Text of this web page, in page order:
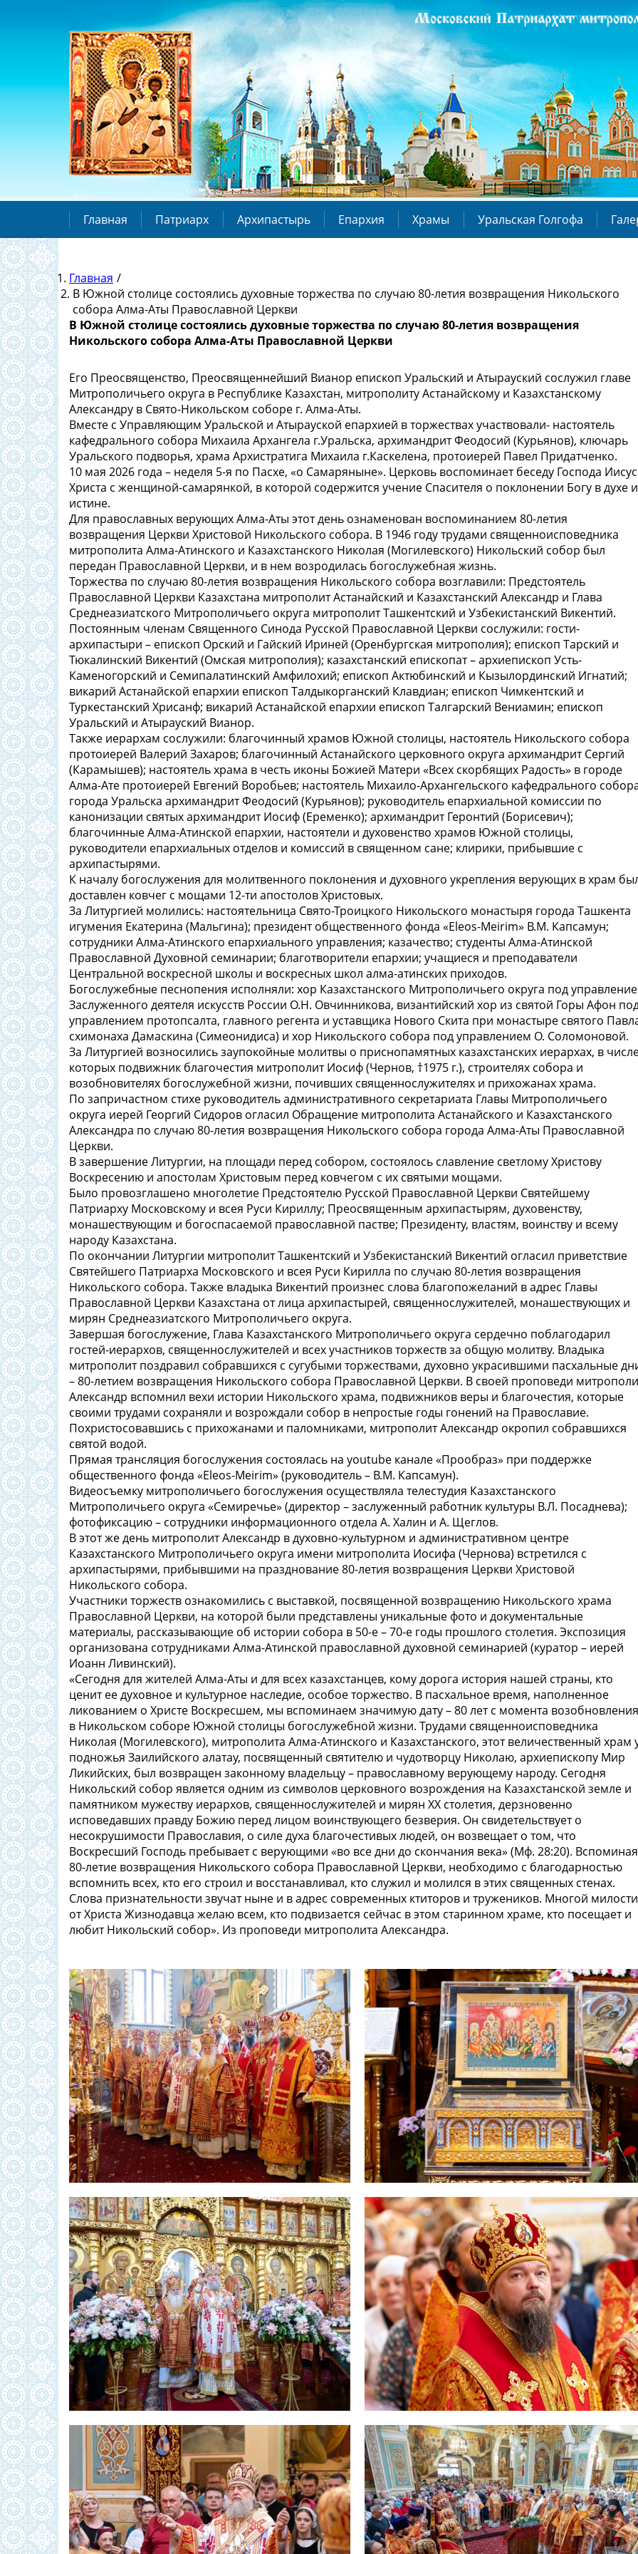
Главная Патриарх Архипастырь Епархия Храмы Уральская Голгофа
Главная /
В Южной столице состоялись духовные торжества по случаю 80-летия возвращения Никольского
собора Алма-Аты Православной Церкви
В Южной столице состоялись духовные торжества по случаю 80-летия возвращения
Никольского собора Алма-Аты Православной Церкви
Его Преосвященство, Преосвященнейший Вианор епископ Уральский и Атырауский сослужил главе
Митрополичьего округа в Республике Казахстан, митрополиту Астанайскому и Казахстанскому
Александру в Свято-Никольском соборе г. Алма-Аты.
Вместе с Управляющим Уральской и Атырауской епархией в торжествах участвовали- настоятель
кафедрального собора Михаила Архангела г.Уральска, архимандрит Феодосий (Курьянов), ключарь
Уральского подворья, храма Архистратига Михаила г.Каскелена, протоиерей Павел Придатченко.
10 мая 2026 года – неделя 5-я по Пасхе, «о Самаряныне». Церковь воспоминает беседу Господа
Христа с женщиной-самарянкой, в которой содержится учение Спасителя о поклонении Богу в духе и
истине.
Для православных верующих Алма-Аты этот день ознаменован воспоминанием 80-летия
возвращения Церкви Христовой Никольского собора. В 1946 году трудами священноисповедника
митрополита Алма-Атинского и Казахстанского Николая (Могилевского) Никольский собор был
передан Православной Церкви, и в нем возродилась богослужебная жизнь.
Торжества по случаю 80-летия возвращения Никольского собора возглавили: Предстоятель
Православной Церкви Казахстана митрополит Астанайский и Казахстанский Александр и Глава
Среднеазиатского Митрополичьего округа митрополит Ташкентский и Узбекистанский Викентий.
Постоянным членам Священного Синода Русской Православной Церкви сослужили: гости-
архипастыри – епископ Орский и Гайский Ириней (Оренбургская митрополия); епископ Тарский и
Тюкалинский Викентий (Омская митрополия); казахстанский епископат – архиепископ Усть-
Каменогорский и Семипалатинский Амфилохий; епископ Актюбинский и Кызылординский Игнатий;
викарий Астанайской епархии епископ Талдыкорганский Клавдиан; епископ Чимкентский и
Туркестанский Хрисанф; викарий Астанайской епархии епископ Талгарский Вениамин; епископ
Уральский и Атырауский Вианор.
Также иерархам сослужили: благочинный храмов Южной столицы, настоятель Никольского собора
протоиерей Валерий Захаров; благочинный Астанайского церковного округа архимандрит Сергий
(Карамышев); настоятель храма в честь иконы Божией Матери «Всех скорбящих Радость» в городе
Алма-Ате протоиерей Евгений Воробьев; настоятель Михаило-Архангельского кафедрального
города Уральска архимандрит Феодосий (Курьянов); руководитель епархиальной комиссии по
канонизации святых архимандрит Иосиф (Еременко); архимандрит Геронтий (Борисевич);
благочинные Алма-Атинской епархии, настоятели и духовенство храмов Южной столицы,
руководители епархиальных отделов и комиссий в священном сане; клирики, прибывшие с
архипастырями.
К началу богослужения для молитвенного поклонения и духовного укрепления верующих в храм
доставлен ковчег с мощами 12-ти апостолов Христовых.
За Литургией молились: настоятельница Свято-Троицкого Никольского монастыря города Ташкента
игумения Екатерина (Мальгина); президент общественного фонда «Eleos-Meirim» В.М. Капсамун;
сотрудники Алма-Атинского епархиального управления; казачество; студенты Алма-Атинской
Православной Духовной семинарии; благотворители епархии; учащиеся и преподаватели
Центральной воскресной школы и воскресных школ алма-атинских приходов.
Богослужебные песнопения исполняли: хор Казахстанского Митрополичьего округа под
Заслуженного деятеля искусств России О.Н. Овчинникова, византийский хор из святой Горы Афон
управлением протопсалта, главного регента и уставщика Нового Скита при монастыре святого
схимонаха Дамаскина (Симеонидиса) и хор Никольского собора под управлением О. Соломоновой.
За Литургией возносились заупокойные молитвы о приснопамятных казахстанских иерархах, в
которых подвижник благочестия митрополит Иосиф (Чернов, †1975 г.), строителях собора и
возобновителях богослужебной жизни, почивших священнослужителях и прихожанах храма.
По запричастном стихе руководитель административного секретариата Главы Митрополичьего
округа иерей Георгий Сидоров огласил Обращение митрополита Астанайского и Казахстанского
Александра по случаю 80-летия возвращения Никольского собора города Алма-Аты Православной
Церкви.
В завершение Литургии, на площади перед собором, состоялось славление светлому Христову
Воскресению и апостолам Христовым перед ковчегом с их святыми мощами.
Было провозглашено многолетие Предстоятелю Русской Православной Церкви Святейшему
Патриарху Московскому и всея Руси Кириллу; Преосвященным архипастырям, духовенству,
монашествующим и богоспасаемой православной пастве; Президенту, властям, воинству и всему
народу Казахстана.
По окончании Литургии митрополит Ташкентский и Узбекистанский Викентий огласил приветствие
Святейшего Патриарха Московского и всея Руси Кирилла по случаю 80-летия возвращения
Никольского собора. Также владыка Викентий произнес слова благопожеланий в адрес Главы
Православной Церкви Казахстана от лица архипастырей, священнослужителей, монашествующих и
мирян Среднеазиатского Митрополичьего округа.
Завершая богослужение, Глава Казахстанского Митрополичьего округа сердечно поблагодарил
гостей-иерархов, священнослужителей и всех участников торжеств за общую молитву. Владыка
митрополит поздравил собравшихся с сугубыми торжествами, духовно украсившими пасхальные
– 80-летием возвращения Никольского собора Православной Церкви. В своей проповеди
Александр вспомнил вехи истории Никольского храма, подвижников веры и благочестия, которые
своими трудами сохраняли и возрождали собор в непростые годы гонений на Православие.
Похристосовавшись с прихожанами и паломниками, митрополит Александр окропил собравшихся
святой водой.
Прямая трансляция богослужения состоялась на youtube канале «Прообраз» при поддержке
общественного фонда «Eleos-Meirim» (руководитель – В.М. Капсамун).
Видеосъемку митрополичьего богослужения осуществляла телестудия Казахстанского
Митрополичьего округа «Семиречье» (директор – заслуженный работник культуры В.Л. Посаднева);
фотофиксацию – сотрудники информационного отдела А. Халин и А. Щеглов.
В этот же день митрополит Александр в духовно-культурном и административном центре
Казахстанского Митрополичьего округа имени митрополита Иосифа (Чернова) встретился с
архипастырями, прибывшими на празднование 80-летия возвращения Церкви Христовой
Никольского собора.
Участники торжеств ознакомились с выставкой, посвященной возвращению Никольского храма
Православной Церкви, на которой были представлены уникальные фото и документальные
материалы, рассказывающие об истории собора в 50-е – 70-е годы прошлого столетия. Экспозиция
организована сотрудниками Алма-Атинской православной духовной семинарией (куратор – иерей
Иоанн Ливинский).
«Сегодня для жителей Алма-Аты и для всех казахстанцев, кому дорога история нашей страны, кто
ценит ее духовное и культурное наследие, особое торжество. В пасхальное время, наполненное
ликованием о Христе Воскресшем, мы вспоминаем значимую дату – 80 лет с момента возобновления
в Никольском соборе Южной столицы богослужебной жизни. Трудами священноисповедника
Николая (Могилевского), митрополита Алма-Атинского и Казахстанского, этот величественный храм
подножья Заилийского алатау, посвященный святителю и чудотворцу Николаю, архиепископу Мир
Ликийских, был возвращен законному владельцу – православному верующему народу. Сегодня
Никольский собор является одним из символов церковного возрождения на Казахстанской земле и
памятником мужеству иерархов, священнослужителей и мирян ХХ столетия, дерзновенно
исповедавших правду Божию перед лицом воинствующего безверия. Он свидетельствует о
несокрушимости Православия, о силе духа благочестивых людей, он возвещает о том, что
Воскресший Господь пребывает с верующими «во все дни до скончания века» (Мф. 28:20). Вспоминая
80-летие возвращения Никольского собора Православной Церкви, необходимо с благодарностью
вспомнить всех, кто его строил и восстанавливал, кто служил и молился в этих священных стенах.
Слова признательности звучат ныне и в адрес современных ктиторов и тружеников. Многой милости
от Христа Жизнодавца желаю всем, кто подвизается сейчас в этом старинном храме, кто посещает и
любит Никольский собор». Из проповеди митрополита Александра.